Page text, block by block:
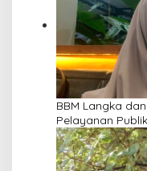
BBM Langka
Pelayanan Publik